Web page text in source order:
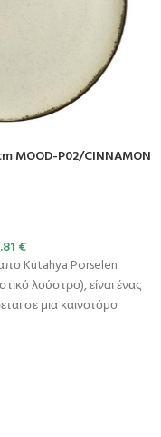
P02/CINNAMON
€
Kutahya Porselen
λούστρο), είναι ένας
σε μια καινοτόμο